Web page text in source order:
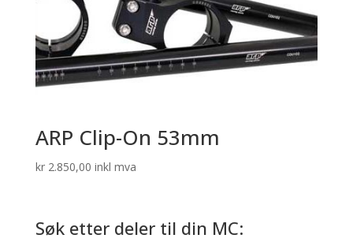
ARP Clip-On 53mm
kr2.850,00 inkl mva
Søk etter deler til din MC: